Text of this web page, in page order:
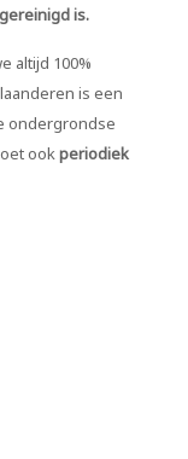
is.
altijd 100%
is een
ondergrondse
ookperiodiek